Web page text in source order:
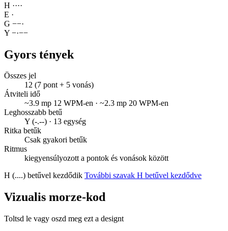
H ····
E ·
G −−·
Y −·−−
Gyors tények
Összes jel
12 (7 pont + 5 vonás)
Átviteli idő
~3.9 mp 12 WPM-en · ~2.3 mp 20 WPM-en
Leghosszabb betű
Y (-.--) · 13 egység
Ritka betűk
Csak gyakori betűk
Ritmus
kiegyensúlyozott a pontok és vonások között
H (....) betűvel kezdődik További szavak H betűvel kezdődve
Vizualis morze-kod
Toltsd le vagy oszd meg ezt a designt